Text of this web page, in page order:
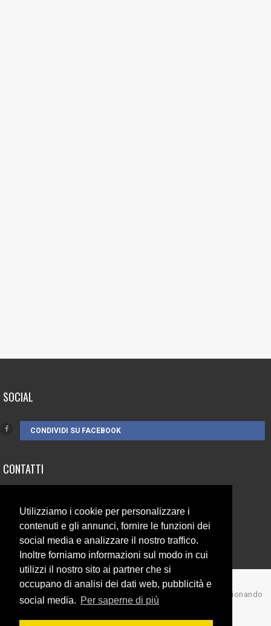
Utilizziamo i cookie per personalizzare i
contenuti e gli annunci, fornire le funzioni dei
social media e analizzare il nostro traffico.
Inoltre forniamo informazioni sul modo in cui
utilizzi il nostro sito ai partner che si
occupano di analisi dei dati web, pubblicità e
social media. Per saperne di più
SOCIAL
CONDIVIDI SU FACEBOOK
CONTATTI
info@campionando.it
© Copyright 2017 Campionando